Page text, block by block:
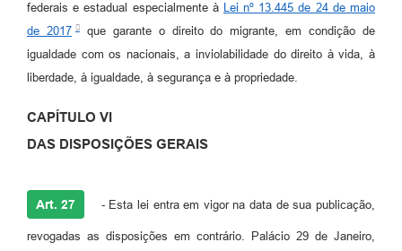
federais e estadual especialmente à Lei nº 13.445 de 24 de maio
de 2017 que garante o direito do migrante, em condição de
igualdade com os nacionais, a inviolabilidade do direito à vida, à
liberdade, à igualdade, à segurança e à propriedade.
CAPÍTULO VI
DAS DISPOSIÇÕES GERAIS
Art. 27 - Esta lei entra em vigor na data de sua publicação,
revogadas as disposições em contrário. Palácio 29 de Janeiro,